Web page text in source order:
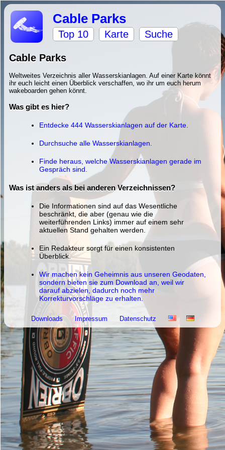
Cable Parks
Top 10 Karte Suche
Cable Parks
Weltweites Verzeichnis aller Wasserskianlagen. Auf einer Karte könnt
ihr euch leicht einen Überblick verschaffen, wo ihr um euch herum
wakeboarden gehen könnt.
Was gibt es hier?
Entdecke 444 Wasserskianlagen auf der Karte.
Durchsuche alle Wasserskianlagen.
Finde heraus, welche Wasserskianlagen gerade im
Gespräch sind.
Was ist anders als bei anderen Verzeichnissen?
Die Informationen sind auf das Wesentliche
beschränkt, die aber (genau wie die
weiterführenden Links) immer auf einem sehr
aktuellen Stand gehalten werden.
Ein Redakteur sorgt für einen konsistenten
Überblick.
Wir machen kein Geheimnis aus unseren Geodaten,
sondern bieten sie zum Download an, weil wir
darauf abzielen, dadurch noch mehr
Korrekturvorschläge zu erhalten.
Downloads Impressum Datenschutz